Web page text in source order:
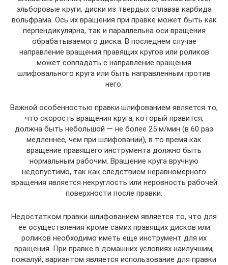
эльборовые круги, диски из твердых сплавав карбида
вольфрама. Ось их вращения при правке может быть как
перпендикулярна, так и параллельна оси вращения
обрабатываемого диска. В последнем случае
направление вращения правящих кругов или роликов
может совпадать с направление вращения
шлифовального круга или быть направленным против
него.
Важной особенностью правки шлифованием является то,
что скорость вращения круга, который правится,
должна быть небольшой — не более 25 м/мин (в 60 раз
медленнее, чем при шлифовании), в то время как
вращение правящего инструмента должно быть
нормальным рабочим. Вращение круга вручную
недопустимо, так как следствием неравномерного
вращения является некруглость или неровность рабочей
поверхности после правки.
Недостатком правки шлифованием является то, что для
ее осуществления кроме самих правящих дисков или
роликов необходимо иметь еще инструмент для их
вращения. При правке в домашних условиях наилучшим,
пожалуй, вариантом является использование для правки